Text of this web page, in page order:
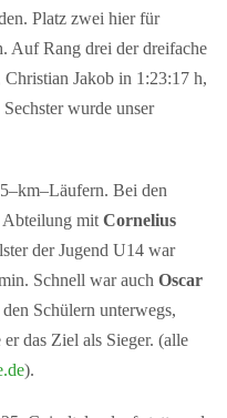
Platz zwei hier für
Auf Rang drei der dreifache
Jakob in 1:23:17 h,
wurde unser
Bei den
Abteilung mit Cornelius
der Jugend U14 war
Schnell war auch Oscar
Schülern unterwegs,
das Ziel als Sieger. (alle
).